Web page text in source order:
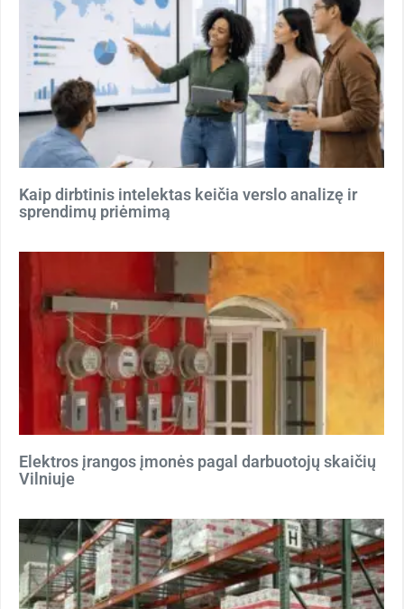
Kaip dirbtinis intelektas keičia verslo analizę ir
sprendimų priėmimą
Elektros įrangos įmonės pagal darbuotojų skaičių
Vilniuje